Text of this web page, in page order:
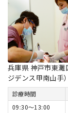
兵庫県 神戸市東
ジデンス甲南山手
診療時間
09:30〜13:00